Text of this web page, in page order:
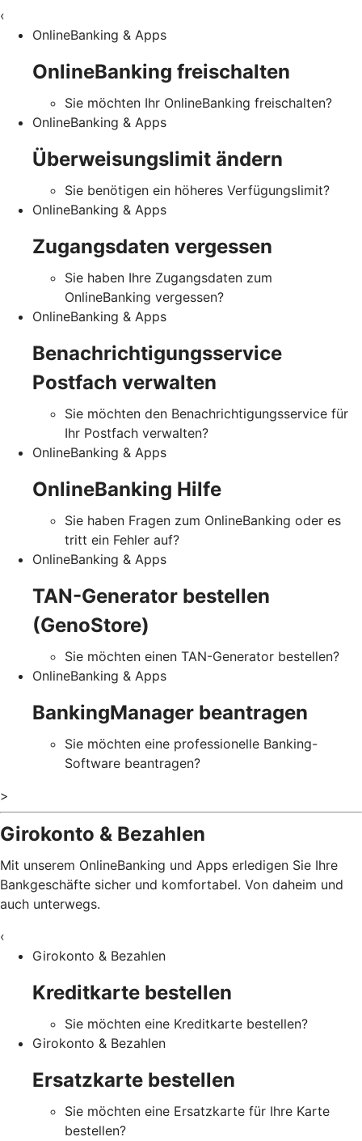
‹
OnlineBanking & Apps
OnlineBanking freischalten
Sie möchten Ihr OnlineBanking freischalten?
OnlineBanking & Apps
Überweisungslimit ändern
Sie benötigen ein höheres Verfügungslimit?
OnlineBanking & Apps
Zugangsdaten vergessen
Sie haben Ihre Zugangsdaten zum
OnlineBanking vergessen?
OnlineBanking & Apps
Benachrichtigungsservice
Postfach verwalten
Sie möchten den Benachrichtigungsservice für
Ihr Postfach verwalten?
OnlineBanking & Apps
OnlineBanking Hilfe
Sie haben Fragen zum OnlineBanking oder es
tritt ein Fehler auf?
OnlineBanking & Apps
TAN-Generator bestellen
(GenoStore)
Sie möchten einen TAN-Generator bestellen?
OnlineBanking & Apps
BankingManager beantragen
Sie möchten eine professionelle Banking-
Software beantragen?
>
Girokonto & Bezahlen
Mit unserem OnlineBanking und Apps erledigen Sie Ihre
Bankgeschäfte sicher und komfortabel. Von daheim und
auch unterwegs.
‹
Girokonto & Bezahlen
Kreditkarte bestellen
Sie möchten eine Kreditkarte bestellen?
Girokonto & Bezahlen
Ersatzkarte bestellen
Sie möchten eine Ersatzkarte für Ihre Karte
bestellen?